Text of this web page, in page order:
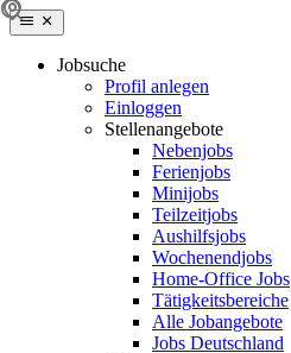
Jobsuche
Profil anlegen
Einloggen
Stellenangebote
Nebenjobs
Ferienjobs
Minijobs
Teilzeitjobs
Aushilfsjobs
Wochenendjobs
Home-Office Jobs
Tätigkeitsbereiche
Alle Jobangebote
Jobs Deutschland